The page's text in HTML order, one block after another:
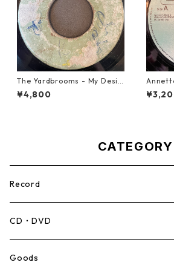
The Yardbrooms - My Desir
e【7-21922】
¥4,800
t To
CATEGORY
Record
Mento,Calypso,Ballad
Ska
CD・DVD
Goods